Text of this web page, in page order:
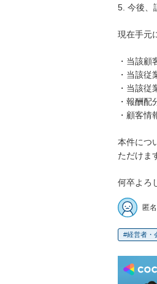
5. 今後、
現在手元
・当該顧
・当該
・当該
・報酬
・顧客
本件につ
ただけま
何卒よろ
匿
経営者・